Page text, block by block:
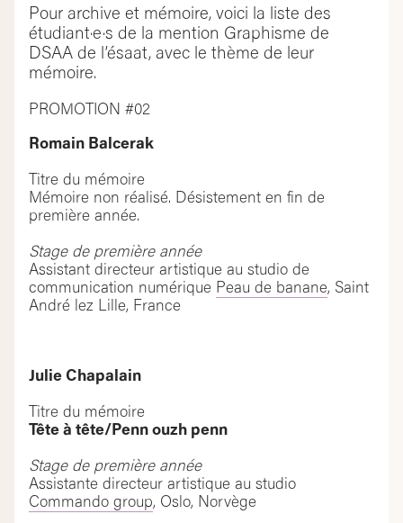
Pour archive et mémoire, voici la liste des
étudiant·e·s de la mention Graphisme de
DSAA de l’ésaat, avec le thème de leur
mémoire.
PROMOTION #02
Romain Balcerak
Titre du mémoire
Mémoire non réalisé. Désistement en fin de
première année.
Stage de première année
Assistant directeur artistique au studio de
communication numérique Peau de banane, Saint
André lez Lille, France
Julie Chapalain
Titre du mémoire
Tête à tête/Penn ouzh penn
Stage de première année
Assistante directeur artistique au studio
Commando group, Oslo, Norvège